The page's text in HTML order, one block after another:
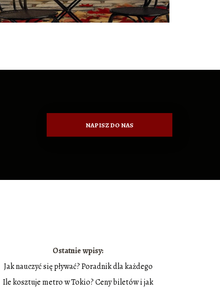
NAPISZ DO NAS
Ostatnie wpisy:
Jak nauczyć się pływać? Poradnik dla każdego
Ile kosztuje metro w Tokio? Ceny biletów i jak